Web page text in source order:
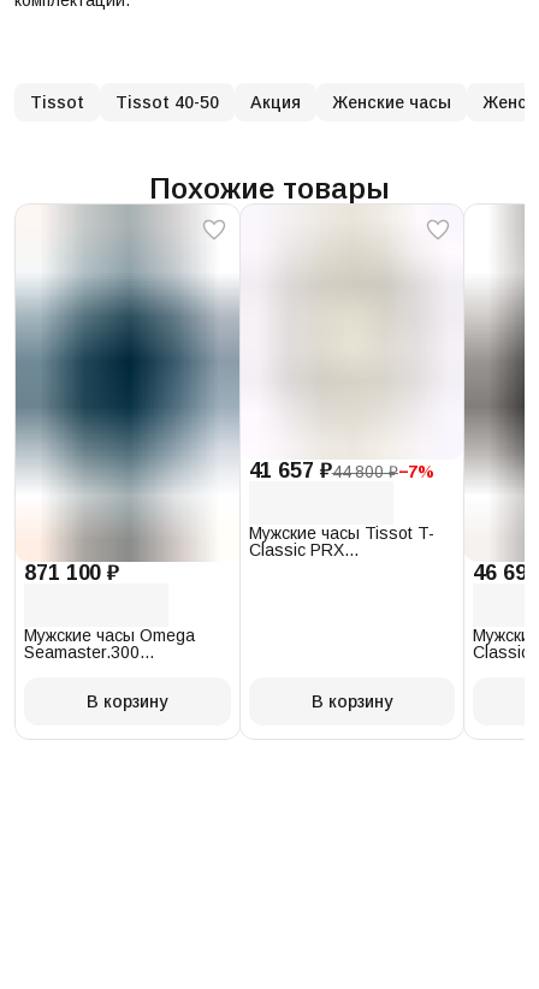
Tissot Tissot 40-50 Акция Женские часы
Похожие товары
871 100 ₽
Мужские часы Omega
Seamaster.300
В корзину
41 657 ₽44 800 ₽−7%
Мужские часы Tissot T-
Classic PRX
В корзину
46
Classic